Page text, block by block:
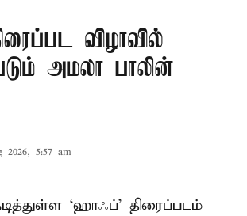
விழாவில்
அமலா பாலின்
2026, 5:57 am
‘ஹாஃப்’ திரைப்படம்